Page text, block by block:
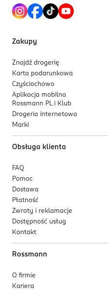
Zakupy
Znajdź drogerię
Karta podarunkowa
Czyściochowo
Aplikacja mobilna
Rossmann PL i Klub
Drogeria internetowa
Marki
Obsługa klienta
FAQ
Pomoc
Dostawa
Płatność
Zwroty i reklamacje
Dostępność usług
Kontakt
Rossmann
O firmie
Kariera